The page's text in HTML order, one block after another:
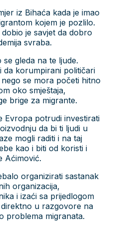
iz Bihaća kada je imao
kojem je pozlilo.
je savjet da dobro
svraba.
gleda na te ljude.
da korumpirani političari
se mora početi hitno
oko smještaja,
brige za migrante.
Evropa potrudi investirati
da bi ti ljudi u
mogli raditi i na taj
kao i biti od koristi i
Aćimović.
organizirati sastanak
organizacija,
i izaći sa prijedlogom
u razgovore na
problema migranata.